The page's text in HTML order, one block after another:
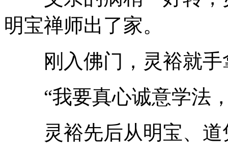
明宝禅师出了家。
刚入佛门，灵裕就手
“我要真心诚意学法，
灵裕先后从明宝、道